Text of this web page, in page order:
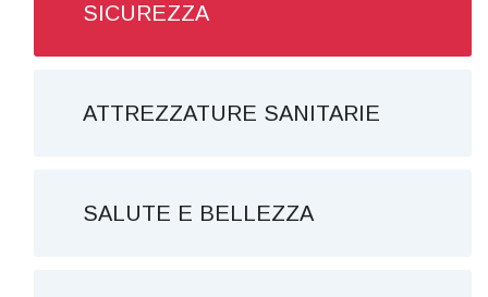
SICUREZZA
ATTREZZATURE SANITARIE
SALUTE E BELLEZZA